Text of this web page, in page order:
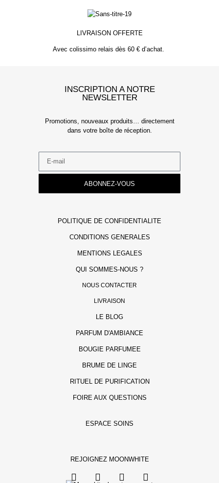
LIVRAISON OFFERTE
Avec colissimo relais dès 60 € d’achat.
INSCRIPTION A NOTRE
NEWSLETTER
Promotions, nouveaux produits… directement
dans votre boîte de réception.
ABONNEZ-VOUS
POLITIQUE DE CONFIDENTIALITE
CONDITIONS GENERALES
MENTIONS LEGALES
QUI SOMMES-NOUS ?
NOUS CONTACTER
LIVRAISON
LE BLOG
PARFUM D'AMBIANCE
BOUGIE PARFUMEE
BRUME DE LINGE
RITUEL DE PURIFICATION
FOIRE AUX QUESTIONS
ESPACE SOINS
REJOIGNEZ MOONWHITE